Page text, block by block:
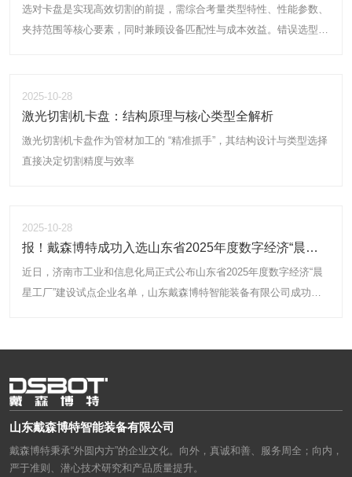
选对卡盘是实现高效切割的前提，需综合考量类型特性、性能参数、
夹持范围等核心要素，同时兼顾设备匹配性与成本效益。错误选型可
2025-10-28
激光切割机卡盘：结构原理与核心类型全解析
激光切割机卡盘作为管材加工的 “精准抓手”，其结构设计与类型选择
直接决定切割精度与效率
2025-10-28
报！戴森博特成功入选山东省2025年度数字经济“晨星
工厂”建设试点
近日，济南市工业和信息化局正式公布山东省2025年度数字经济“晨
星工厂”建设试点企业名单，山东戴森博特智能装备有限公司成功入
山东戴森博特智能装备有限公司
戴森博特秉承“外圆内方”的企业文化。向外，真诚和善、服务周全；向内，
严于准则、潜心技术研究和产品质量提升。